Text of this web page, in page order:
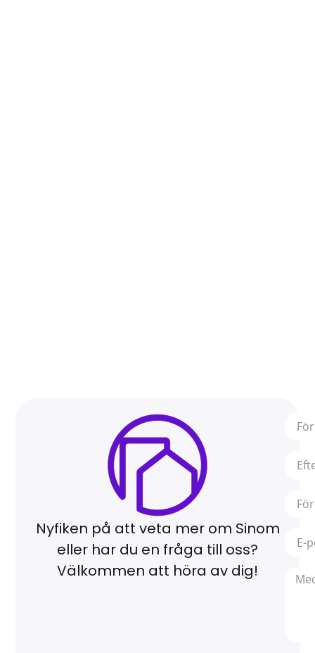
Nyfiken på att veta mer om Sinom
eller har du en fråga till oss?
Välkommen att höra av dig!